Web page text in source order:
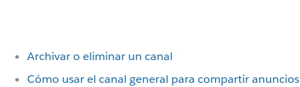
Archivar o eliminar un canal
Cómo usar el canal general para compartir anuncios